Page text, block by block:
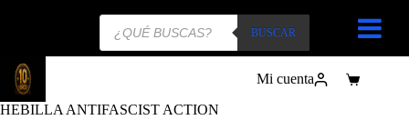
Búsqueda
BUSCAR
Mi cuenta
Carro
HEBILLA ANTIFASCIST ACTION